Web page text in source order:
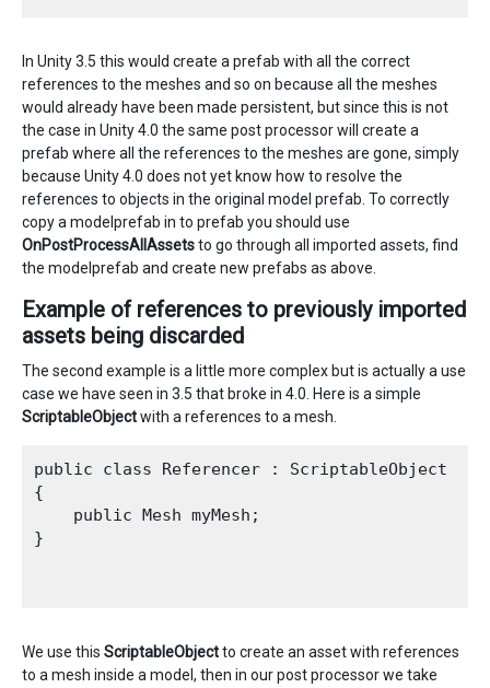
In Unity 3.5 this would create a prefab with all the correct
references to the meshes and so on because all the meshes
would already have been made persistent, but since this is not
the case in Unity 4.0 the same post processor will create a
prefab where all the references to the meshes are gone, simply
because Unity 4.0 does not yet know how to resolve the
references to objects in the original model prefab. To correctly
copy a modelprefab in to prefab you should use
OnPostProcessAllAssetsto go through all imported assets, find
the modelprefab and create new prefabs as above.
Example of references to previously imported
assets being discarded
The second example is a little more complex but is actually a use
case we have seen in 3.5 that broke in 4.0. Here is a simple
ScriptableObjectwith a references to a mesh.
public class Referencer : ScriptableObject
{
    public Mesh myMesh;
}
We use this ScriptableObjectto create an asset with references
to a mesh inside a model, then in our post processor we take